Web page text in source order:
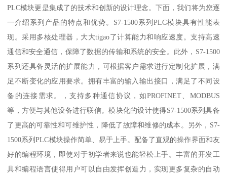
PLC模块更是集成了的技术和创新的设计理念。下面，我们将为您逐
一介绍系列产品的特点和优势。S7-1500系列PLC模块具有性能表
现。采用多核处理器，大大tigao了计算能力和响应速度。支持高速
通信和安全通信，保障了数据的传输和系统的安全。此外，S7-1500
系列还具备灵活的扩展能力，可根据客户需求进行定制化扩展，满
足不断变化的应用要求。拥有丰富的输入输出接口，满足了不同设
备的连接需求。，支持多种通信协议，如PROFINET、MODBUS
等，方便与其他设备进行联信。模块化的设计使得S7-1500系列具备
了更高的可靠性和可维护性，降低了故障和维修的成本。另外，S7-
1500系列PLC模块操作简单、易于上手。配备了直观的操作界面和友
好的编程环境，即使对于初学者来说也能轻松上手。丰富的开发工
具和编程语言使得用户可以自由发挥创造力，实现更多复杂的自动